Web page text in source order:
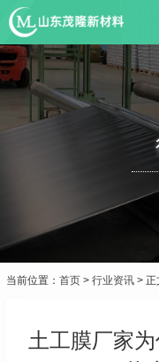
当前位置： 首页 > 行业资讯 > 正
土工膜厂家